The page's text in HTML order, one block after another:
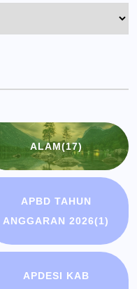
ALAM(17)
APBD TAHUN
ANGGARAN 2026(1)
APDESI KAB